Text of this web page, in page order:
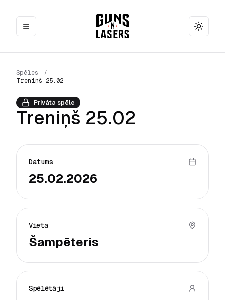
Toggle
Spēles
/
Treniņš 25.02
Privāta spēle
Treniņš 25.02
Datums
25.02.2026
Vieta
Šampēteris
Spēlētāji